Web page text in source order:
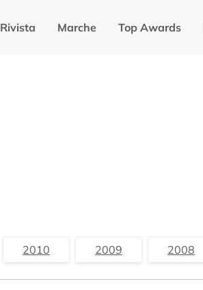
Rivista Marche Top Awards
2010 2009 2008